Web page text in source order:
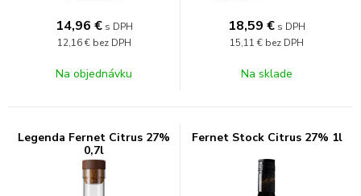
14,96 € s DPH
12,16 € bez DPH
Na objednávku
18,59 € s DPH
15,11 € bez DPH
Na sklade
Legenda Fernet Citrus 27%
0,7l
Fernet Stock Citrus 27% 1l